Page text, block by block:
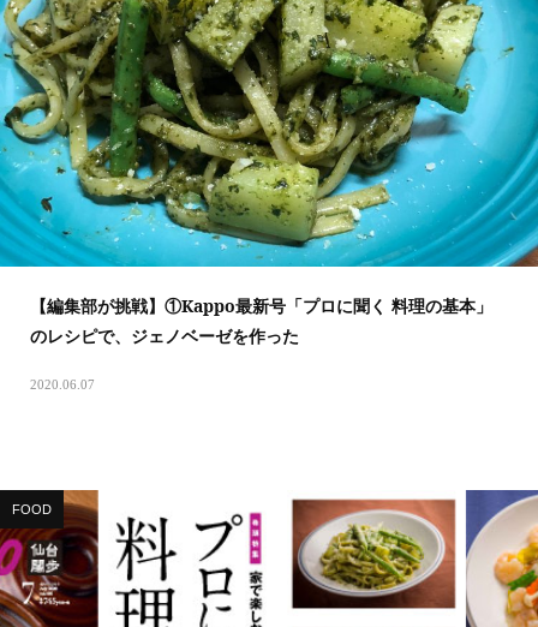
【編集部が挑戦】①Kappo最新号「プロに聞く 料理の基本」
のレシピで、ジェノベーゼを作った
2020.06.07
FOOD